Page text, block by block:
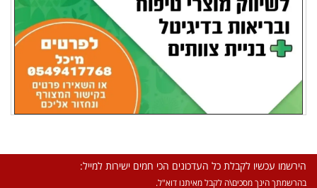
הירשמו עכשיו לקבלת כל העדכונים הכי חמים ישירות למייל:
בהרשמתך הינך מסכים\ה לקבל מאיתנו דוא"ל.